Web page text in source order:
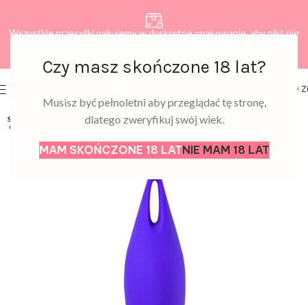
Czy masz skończone 18 lat?
Musisz być pełnoletni aby przeglądać tę stronę,
dlatego zweryfikuj swój wiek.
MAM SKOŃCZONE 18 LATNIE MAM 18 LAT
Wszystkie przesyłki pakujemy w dyskretne opakowanie, aby nikt nie
0,00
SOLD
OUT